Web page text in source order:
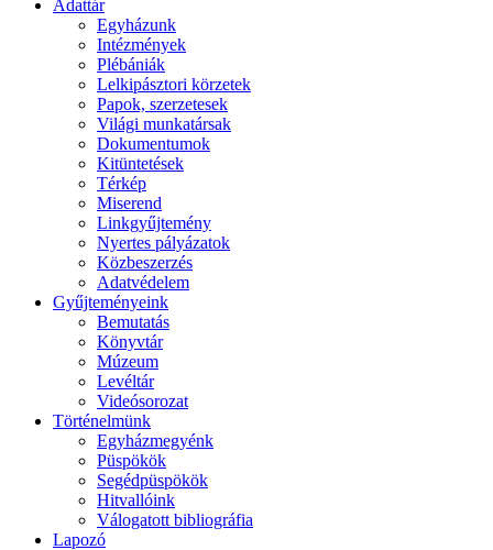
Adattár
Egyházunk
Intézmények
Plébániák
Lelkipásztori körzetek
Papok, szerzetesek
Világi munkatársak
Dokumentumok
Kitüntetések
Térkép
Miserend
Linkgyűjtemény
Nyertes pályázatok
Közbeszerzés
Adatvédelem
Gyűjteményeink
Bemutatás
Könyvtár
Múzeum
Levéltár
Videósorozat
Történelmünk
Egyházmegyénk
Püspökök
Segédpüspökök
Hitvallóink
Válogatott bibliográfia
Lapozó